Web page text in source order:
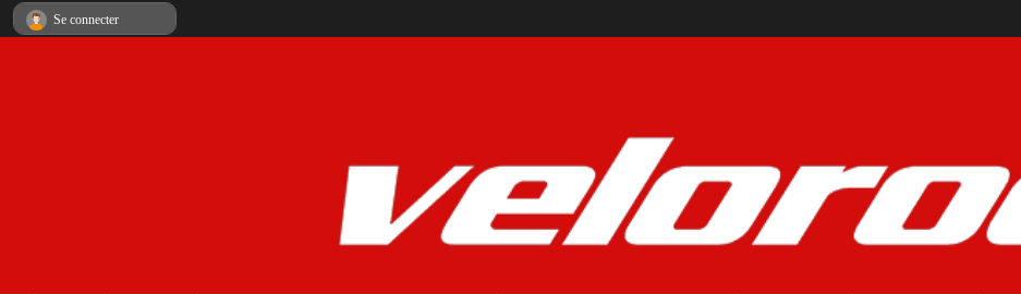
Se connecter
Panneau de gestion des cookies